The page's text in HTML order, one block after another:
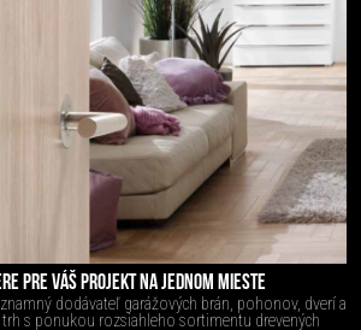
PRE VÁŠ PROJEKT NA JEDNOM MIESTE
dodávateľ garážových brán, pohonov, dverí a
trh s ponukou rozsiahleho sortimentu drevených